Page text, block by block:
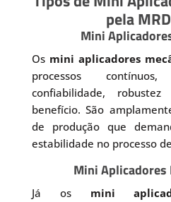
pela
Mini
Os mini aplicadores
processos
confiabilidade,
benefício. São
de produção que
estabilidade no processo
Mini Aplicadores
Já os mini